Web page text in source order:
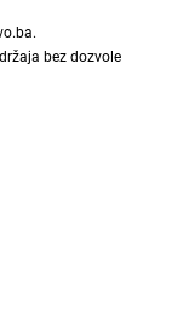
.
bez dozvole